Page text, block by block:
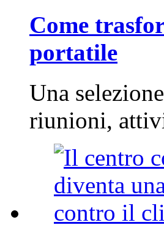
Come
portatile
Una
riunioni,